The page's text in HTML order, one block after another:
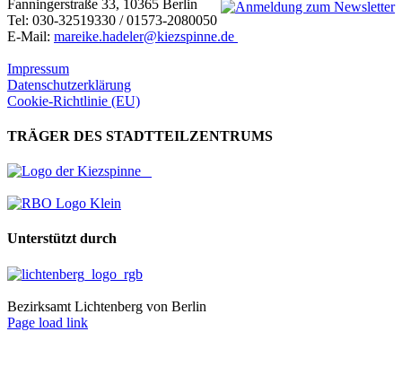
Fanningerstraße 33, 10365 Berlin
Tel: 030-32519330 / 01573-2080050
E-Mail: mareike.hadeler@kiezspinne.de
Impressum
Datenschutzerklärung
Cookie-Richtlinie (EU)
TRÄGER DES STADTTEILZENTRUMS
Unterstützt durch
Bezirksamt Lichtenberg von Berlin
Page load link